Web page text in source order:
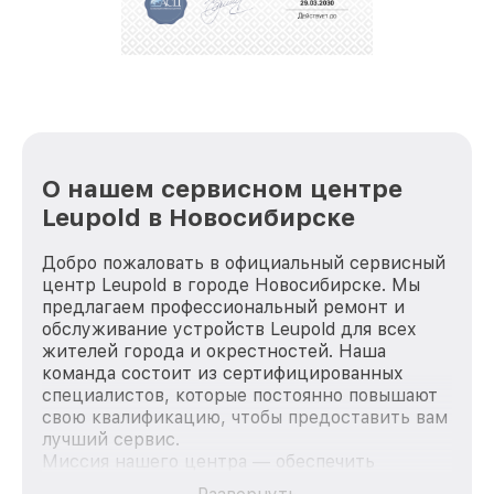
репутацию. Мы постоянно совершенствуемся и
О нашем сервисном центре
Leupold в Новосибирске
Добро пожаловать в официальный сервисный
центр Leupold в городе Новосибирске. Мы
предлагаем профессиональный ремонт и
обслуживание устройств Leupold для всех
жителей города и окрестностей. Наша
команда состоит из сертифицированных
специалистов, которые постоянно повышают
свою квалификацию, чтобы предоставить вам
лучший сервис.
Миссия нашего центра — обеспечить
качественный и доступный ремонт для